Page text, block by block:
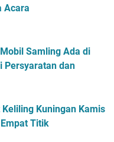
Acara
Samling Ada di
Persyaratan dan
Kuningan Kamis
Titik